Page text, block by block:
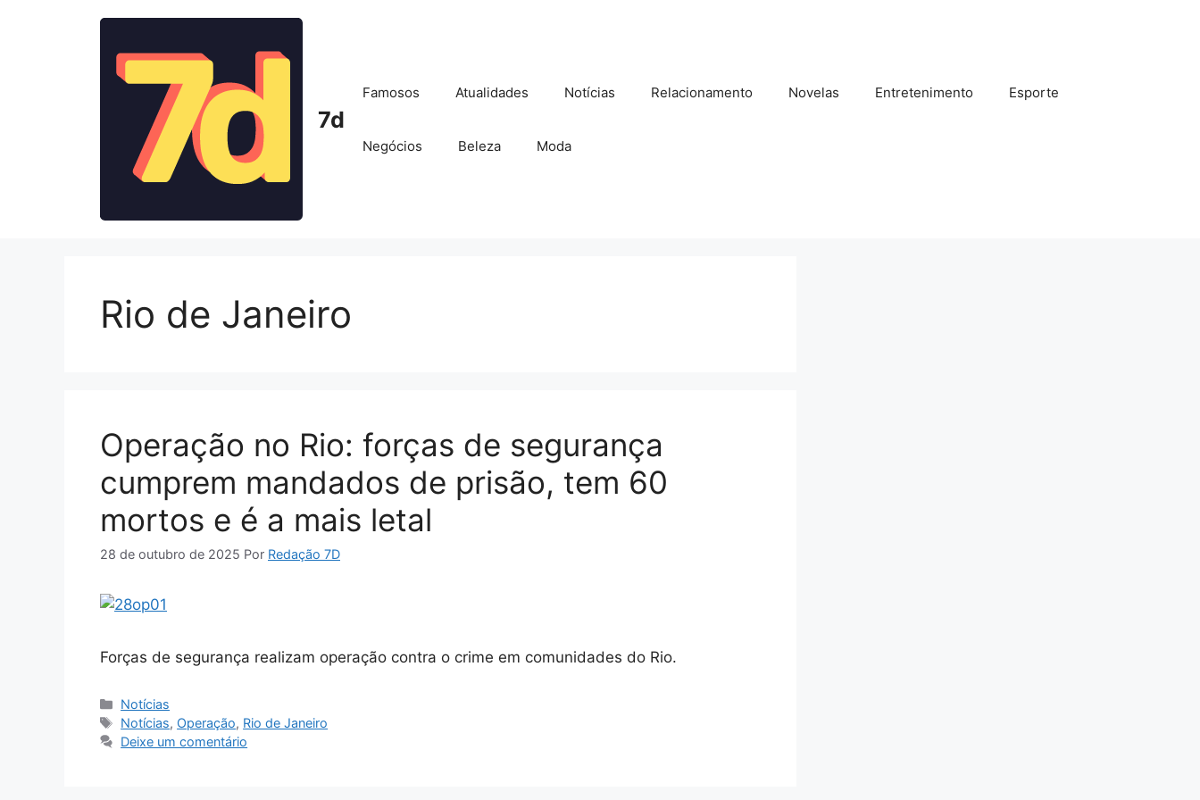
7d
Famosos Atualidades Notícias Relacionamento Novelas Entretenimento Esporte
Negócios Beleza Moda
Rio de Janeiro
Operação no Rio: forças de segurança
cumprem mandados de prisão, tem 60
mortos e é a mais letal
28 de outubro de 2025 Por Redação 7D
Forças de segurança realizam operação contra o crime em comunidades do Rio.
Categorias
Notícias
Tags
Notícias, Operação, Rio de Janeiro
Deixe um comentário